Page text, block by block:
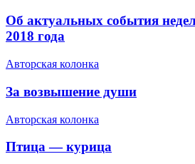
​Об актуальных события
2018 года
Авторская колонка
​За возвышение души
Авторская колонка
​Птица — курица